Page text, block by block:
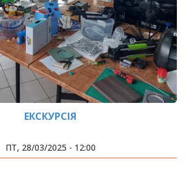
ЕКСКУРСІЯ
ПТ, 28/03/2025 - 12:00